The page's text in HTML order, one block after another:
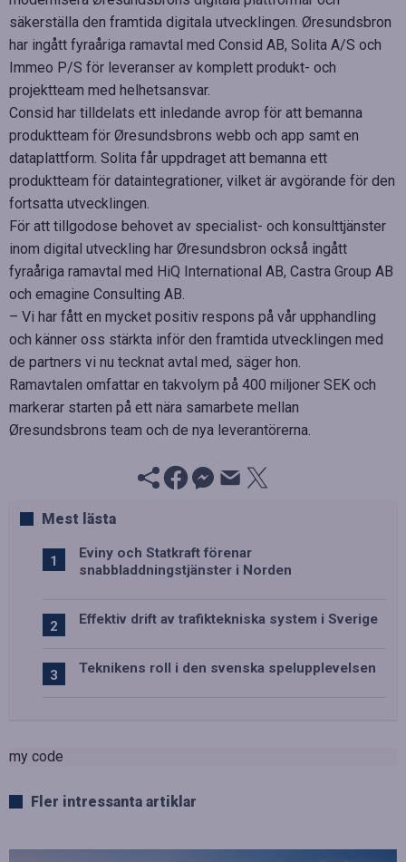
säkerställa den framtida digitala utvecklingen. Øresundsbron
har ingått fyraåriga ramavtal med Consid AB, Solita A/S och
Immeo P/S för leveranser av komplett produkt- och
projektteam med helhetsansvar.
Consid har tilldelats ett inledande avrop för att bemanna
produktteam för Øresundsbrons webb och app samt en
dataplattform. Solita får uppdraget att bemanna ett
produktteam för dataintegrationer, vilket är avgörande för den
fortsatta utvecklingen.
För att tillgodose behovet av specialist- och konsulttjänster
inom digital utveckling har Øresundsbron också ingått
fyraåriga ramavtal med HiQ International AB, Castra Group AB
och emagine Consulting AB.
– Vi har fått en mycket positiv respons på vår upphandling
och känner oss stärkta inför den framtida utvecklingen med
de partners vi nu tecknat avtal med, säger hon.
Ramavtalen omfattar en takvolym på 400 miljoner SEK och
markerar starten på ett nära samarbete mellan
Øresundsbrons team och de nya leverantörerna.
Mest lästa
Eviny och Statkraft förenar
snabbladdningstjänster i Norden
Effektiv drift av trafiktekniska system i Sverige
Teknikens roll i den svenska spelupplevelsen
my code
Fler intressanta artiklar